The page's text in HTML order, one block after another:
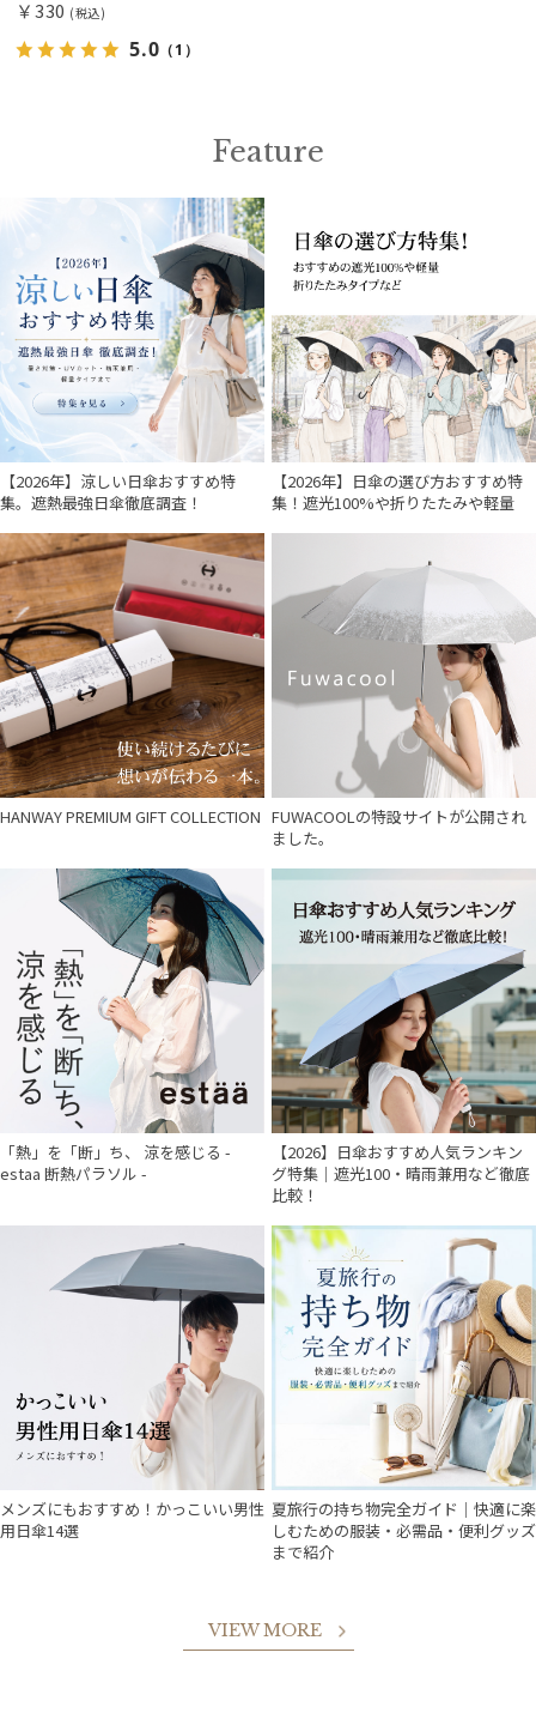
PAUL&JOE ACCESSOIRES
ポールアンドジョー アクセソワ
カラー
価格・割引率
在庫表示
入荷状況
￥330 (税込)
5.0 （1）
Feature
【2026年】涼しい日傘おすすめ特
集。遮熱最強日傘徹底調査！
【2026年】日傘の選び方おすすめ特
集！遮光100%や折りたたみや軽量
HANWAY PREMIUM GIFT COLLECTION FUWACOOLの特設サイトが公開され
ました。
「熱」を「断」ち、 涼を感じる -
estaa 断熱パラソル -
【2026】日傘おすすめ人気ランキン
グ特集｜遮光100・晴雨兼用など徹底
比較！
メンズにもおすすめ！かっこいい男性
用日傘14選
夏旅行の持ち物完全ガイド｜快適に楽
しむための服装・必需品・便利グッズ
まで紹介
VIEW MORE